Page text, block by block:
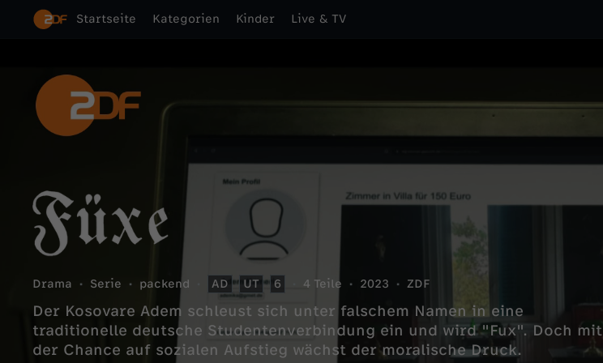
Startseite Kategorien Kinder Live & TV
Drama Serie packend AD UT 6 4 Teile 2023 ZDF
Der Kosovare Adem schleust sich unter falschem Namen in eine
traditionelle deutsche Studentenverbindung ein und wird "Fux". Doch mit
der Chance auf sozialen Aufstieg wächst der moralische Druck.